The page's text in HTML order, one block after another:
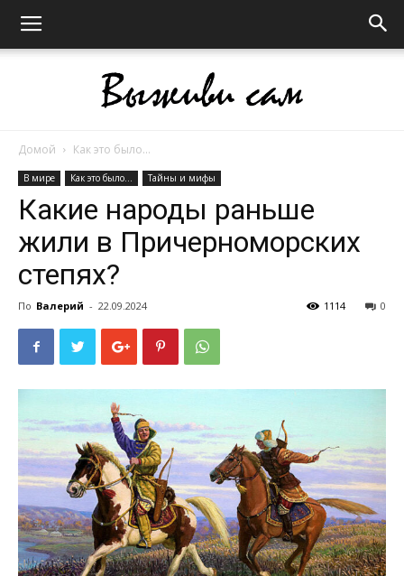
сам
Домой Как это было...
В мире Как это было... Тайны и мифы
Какие народы раньше
жили в Причерноморских
степях?
По Валерий - 22.09.2024 0
1114